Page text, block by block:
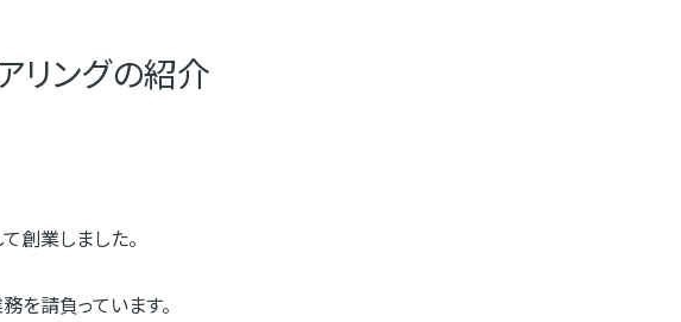
リングの紹介
創業しました。
を請負っています。